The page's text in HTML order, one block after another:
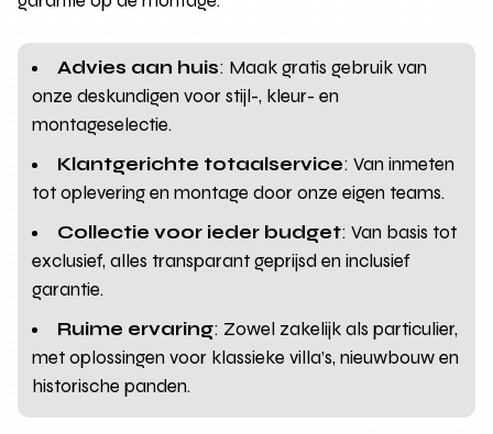
Advies aan huis: Maak gratis gebruik van
onze deskundigen voor stijl-, kleur- en
montageselectie.
Klantgerichte totaalservice: Van inmeten
tot oplevering en montage door onze eigen teams.
Collectie voor ieder budget: Van basis tot
exclusief, alles transparant geprijsd en inclusief
garantie.
Ruime ervaring: Zowel zakelijk als particulier,
met oplossingen voor klassieke villa’s, nieuwbouw en
historische panden.